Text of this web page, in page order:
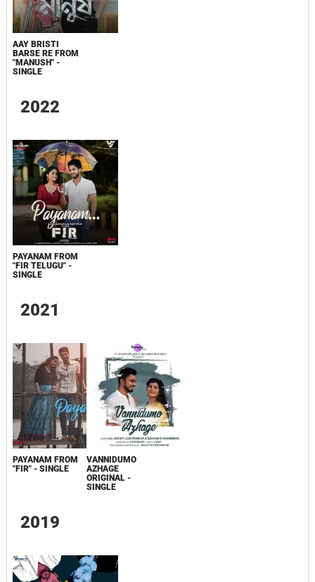
AAY BRISTI
BARSE RE FROM
"MANUSH" -
SINGLE
2022
PAYANAM FROM
"FIR TELUGU" -
SINGLE
2021
PAYANAM FROM
"FIR" - SINGLE
VANNIDUMO
AZHAGE
ORIGINAL -
SINGLE
2019